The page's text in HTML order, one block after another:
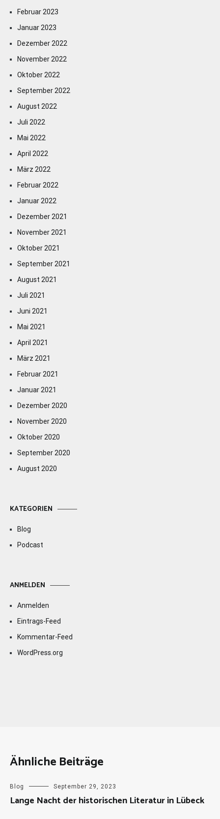
Februar 2023
Januar 2023
Dezember 2022
November 2022
Oktober 2022
September 2022
August 2022
Juli 2022
Mai 2022
April 2022
März 2022
Februar 2022
Januar 2022
Dezember 2021
November 2021
Oktober 2021
September 2021
August 2021
Juli 2021
Juni 2021
Mai 2021
April 2021
März 2021
Februar 2021
Januar 2021
Dezember 2020
November 2020
Oktober 2020
September 2020
August 2020
KATEGORIEN
Blog
Podcast
ANMELDEN
Anmelden
Eintrags-Feed
Kommentar-Feed
WordPress.org
Ähnliche Beiträge
Blog September 29, 2023
Lange Nacht der historischen Literatur in Lübeck